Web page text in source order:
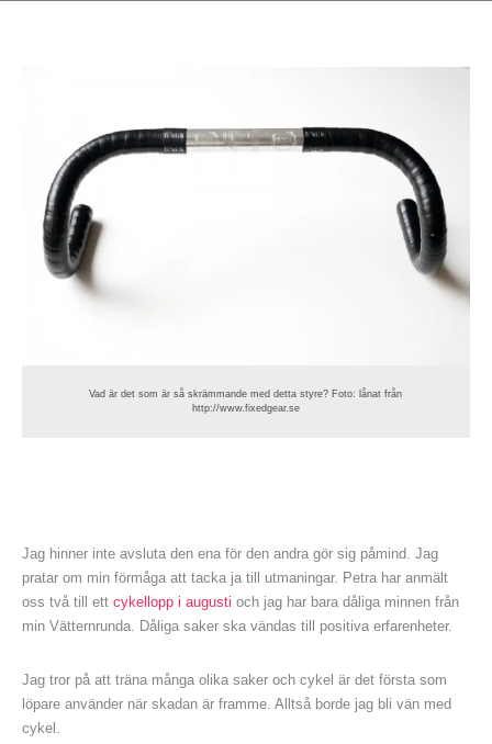
Vad är det som är så skrämmande med detta styre? Foto: lånat från
http://www.fixedgear.se
Jag hinner inte avsluta den ena för den andra gör sig påmind. Jag
pratar om min förmåga att tacka ja till utmaningar. Petra har anmält
oss två till ett cykellopp i augusti och jag har bara dåliga minnen från
min Vätternrunda. Dåliga saker ska vändas till positiva erfarenheter.
Jag tror på att träna många olika saker och cykel är det första som
löpare använder när skadan är framme. Alltså borde jag bli vän med
cykel.